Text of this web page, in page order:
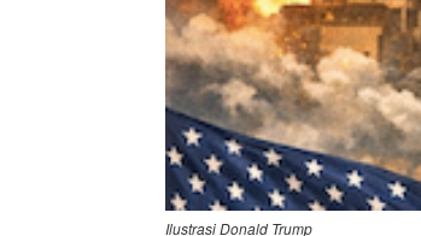
Ilustrasi Donald Trump